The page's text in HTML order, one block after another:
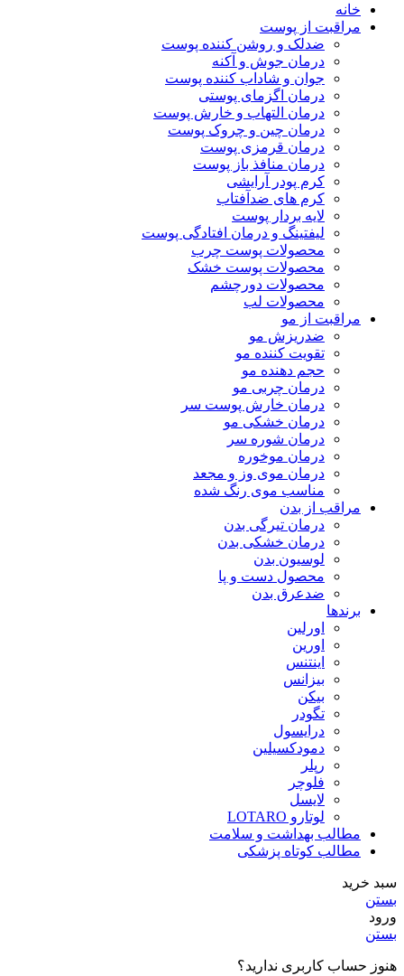
خانه
مراقبت از پوست
ضدلک و روشن کننده پوست
درمان جوش و آکنه
جوان و شاداب کننده پوست
درمان اگزمای پوستی
درمان التهاب و خارش پوست
درمان چین و چروک پوست
درمان قرمزی پوست
درمان منافذ باز پوست
کرم پودر آرایشی
کرم های ضدآفتاب
لایه بردار پوست
لیفتینگ و درمان افتادگی پوست
محصولات پوست چرب
محصولات پوست خشک
محصولات دورچشم
محصولات لب
مراقبت از مو
ضدریزش مو
تقویت کننده مو
حجم دهنده مو
درمان چربی مو
درمان خارش پوست سر
درمان خشکی مو
درمان شوره سر
درمان موخوره
درمان موی وز و مجعد
مناسب موی رنگ شده
مراقب از بدن
درمان تیرگی بدن
درمان خشکی بدن
لوسیون بدن
محصول دست و پا
ضدعرق بدن
برندها
اورلین
اورین
اینتنس
بیزانس
بیکن
تگودر
درایسول
دمودکسیلین
رپلر
فلوچر
لایسل
لوتارو LOTARO
مطالب بهداشت و سلامت
مطالب کوتاه پزشکی
سبد خرید
بستن
ورود
بستن
هنوز حساب کاربری ندارید؟